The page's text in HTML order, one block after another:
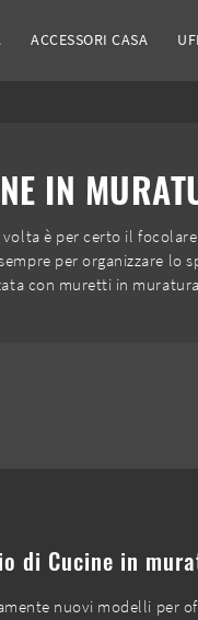
ACCESSORI CASA
IN
è per certo il
per organizzare lo
con muretti in
di Cucine in
nuovi modelli per